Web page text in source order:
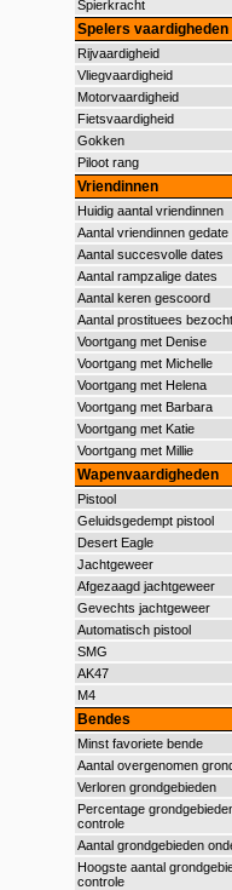
Spierkracht
Spelers vaardigheden
Rijvaardigheid
Vliegvaardigheid
Motorvaardigheid
Fietsvaardigheid
Gokken
Piloot rang
Vriendinnen
Huidig aantal vriendinnen
Aantal vriendinnen gedate
Aantal succesvolle dates
Aantal rampzalige dates
Aantal keren gescoord
Aantal prostituees bezocht
Voortgang met Denise
Voortgang met Michelle
Voortgang met Helena
Voortgang met Barbara
Voortgang met Katie
Voortgang met Millie
Wapenvaardigheden
Pistool
Geluidsgedempt pistool
Desert Eagle
Jachtgeweer
Afgezaagd jachtgeweer
Gevechts jachtgeweer
Automatisch pistool
SMG
AK47
M4
Bendes
Minst favoriete bende
Aantal overgenomen
Verloren grondgebieden
Percentage
controle
Aantal grondgebieden
Hoogste aantal
controle